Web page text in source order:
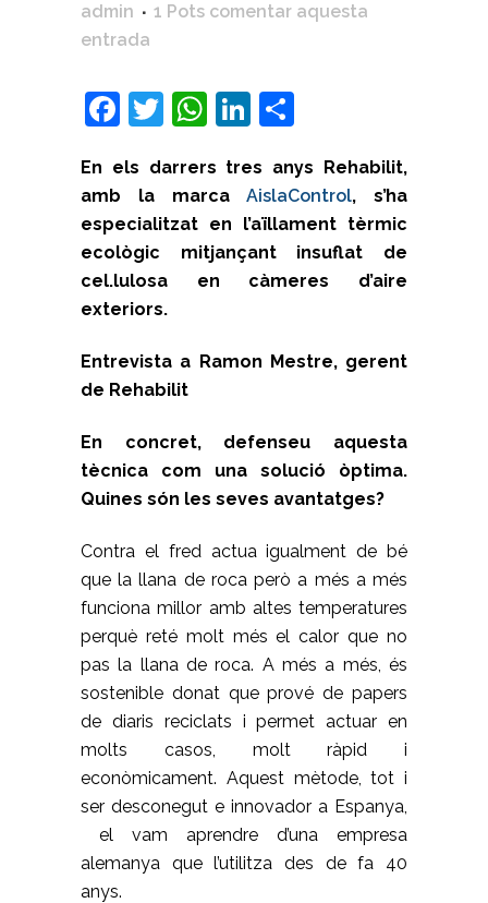
admin
1 Pots comentar aquesta
entrada
Facebook
Twitter
WhatsApp
LinkedIn
En els darrers tres anys Rehabilit,
amb la marcaAislaControl, s’ha
especialitzat en l’aïllament tèrmic
ecològic mitjançant insuflat de
cel.lulosa en càmeres d’aire
exteriors.
Entrevista a Ramon Mestre, gerent
de Rehabilit
En concret, defenseu aquesta
tècnica com una solució òptima.
Quines són les seves avantatges?
Contra el fred actua igualment de bé
que la llana de roca però a més a més
funciona millor amb altes temperatures
perquè reté molt més el calor que no
pas la llana de roca. A més a més, és
sostenible donat que prové de papers
de diaris reciclats i permet actuar en
molts casos, molt ràpid i
econòmicament. Aquest mètode, tot i
ser desconegut e innovador a Espanya,
el vam aprendre d’una empresa
alemanya que l’utilitza des de fa 40
anys.